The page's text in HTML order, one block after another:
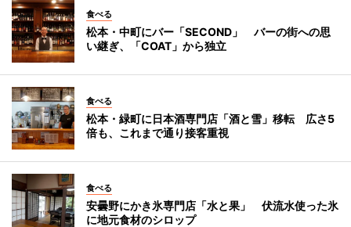
食べる
松本・中町にバー「SECOND」 バーの街への思
い継ぎ、「COAT」から独立
食べる
松本・緑町に日本酒専門店「酒と雪」移転 広さ5
倍も、これまで通り接客重視
食べる
安曇野にかき氷専門店「水と果」 伏流水使った氷
に地元食材のシロップ